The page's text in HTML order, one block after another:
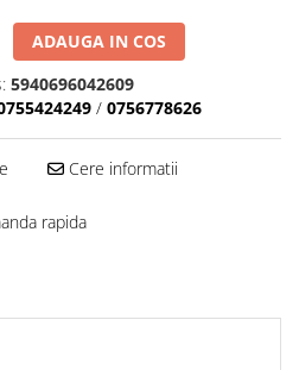
ADAUGA IN COS
5940696042609
/ 0756778626
Cere informatii
rapida